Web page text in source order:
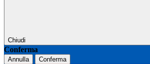
Chiudi
Conferma
Annulla Conferma